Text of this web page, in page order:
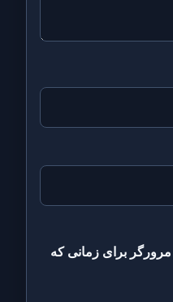
برای زمانی که